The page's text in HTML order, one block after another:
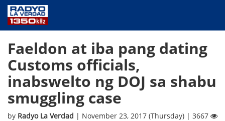
PUBLIC SERVICE
ANNOUNCEMENTS
PROGRAMS
ABOUT
CONTACT US
Faeldon at iba pang dating
Customs officials,
inabswelto ng DOJ sa shabu
smuggling case
by Radyo La Verdad | November 23, 2017 (Thursday) | 3667